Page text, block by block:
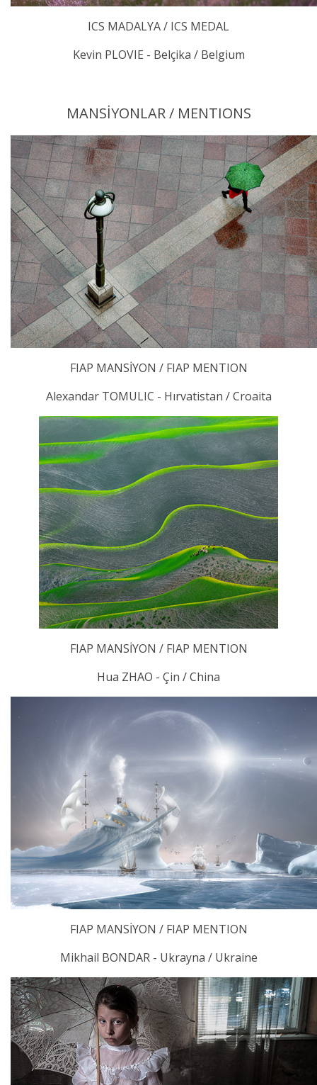
ICS MADALYA / ICS MEDAL
Kevin PLOVIE - Belçika / Belgium
MANSİYONLAR / MENTIONS
FIAP MANSİYON / FIAP MENTION
Alexandar TOMULIC - Hırvatistan / Croaita
FIAP MANSİYON / FIAP MENTION
Hua ZHAO - Çin / China
FIAP MANSİYON / FIAP MENTION
Mikhail BONDAR - Ukrayna / Ukraine